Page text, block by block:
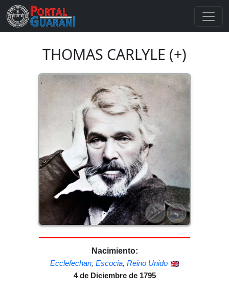
THOMAS CARLYLE (+)
Nacimiento:
Ecclefechan, Escocia, Reino Unido
4 de Diciembre de 1795